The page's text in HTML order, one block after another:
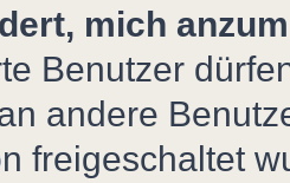
mich
Benutzer
andere
freigeschaltet